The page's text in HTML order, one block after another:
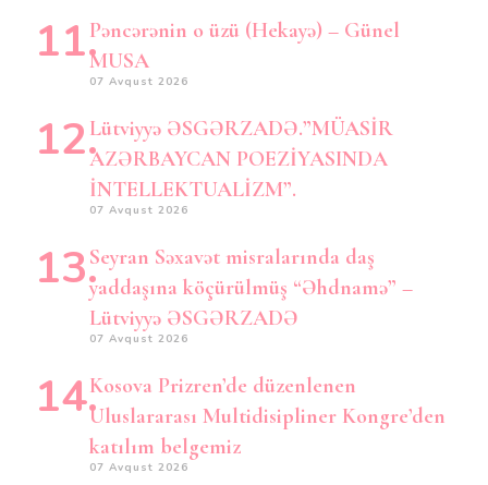
Pəncərənin o üzü (Hekayə) – Günel
MUSA
07 Avqust 2026
Lütviyyə ƏSGƏRZADƏ.”MÜASİR
AZƏRBAYCAN POEZİYASINDA
İNTELLEKTUALİZM”.
07 Avqust 2026
Seyran Səxavət misralarında daş
yaddaşına köçürülmüş “Əhdnamə” –
Lütviyyə ƏSGƏRZADƏ
07 Avqust 2026
Kosova Prizren’de düzenlenen
Uluslararası Multidisipliner Kongre’den
katılım belgemiz
07 Avqust 2026